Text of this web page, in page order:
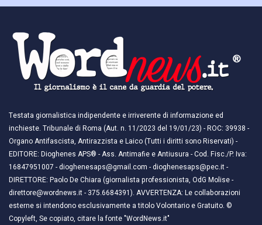
Testata giornalistica indipendente e irriverente di informazione ed
inchieste. Tribunale di Roma (Aut. n. 11/2023 del 19/01/23) - ROC: 39938 -
Organo Antifascista, Antirazzista e Laico (Tutti i diritti sono Riservati) -
EDITORE: Dioghenes APS® - Ass. Antimafie e Antiusura - Cod. Fisc./P. Iva:
16847951007 - dioghenesaps@gmail.com - dioghenesaps@pec.it - ​​
DIRETTORE: Paolo De Chiara (giornalista professionista, OdG Molise -
direttore@wordnews.it - ​​375.6684391). AVVERTENZA: Le collaborazioni
esterne si intendono esclusivamente a titolo Volontario e Gratuito. ©
Copyleft, Se copiato, citare la fonte "WordNews.it"